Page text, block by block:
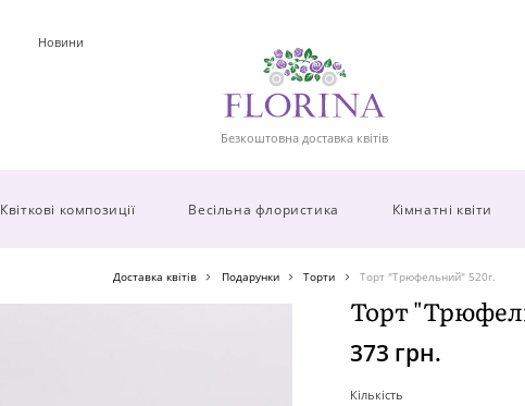
Новини
Безкоштовна доставка квітів
Квіткові композиції Весільна флористика Кімнатні квіти
Доставка квітів Подарунки Торти Торт "Трюфельний" 520г.
Торт
373 грн.
Кількість